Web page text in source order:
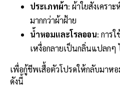
ประเภทผ้า: ผ้าใยสังเครา
มากกว่าผ้าฝ้าย
น้ำหอมและโรลออน: การ
เหงื่อกลายเป็นกลิ่นแปลกๆ
เพื่อกู้ชีพเสื้อตัวโปรดให้กลับมาห
ดังนี้